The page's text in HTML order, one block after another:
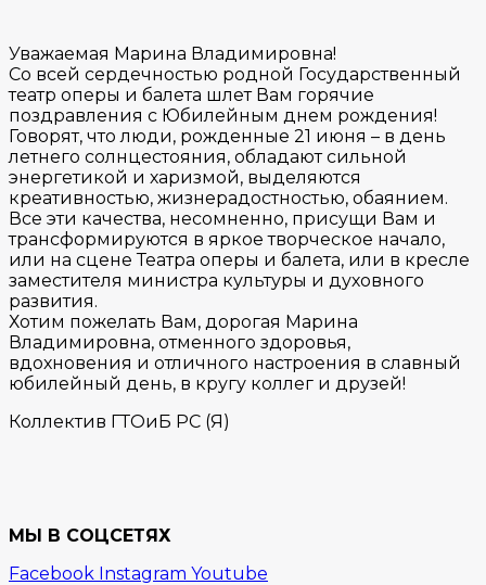
Уважаемая Марина Владимировна!
Со всей сердечностью родной Государственный
театр оперы и балета шлет Вам горячие
поздравления с Юбилейным днем рождения!
Говорят, что люди, рожденные 21 июня – в день
летнего солнцестояния, обладают сильной
энергетикой и харизмой, выделяются
креативностью, жизнерадостностью, обаянием.
Все эти качества, несомненно, присущи Вам и
трансформируются в яркое творческое начало,
или на сцене Театра оперы и балета, или в кресле
заместителя министра культуры и духовного
развития.
Хотим пожелать Вам, дорогая Марина
Владимировна, отменного здоровья,
вдохновения и отличного настроения в славный
юбилейный день, в кругу коллег и друзей!
Коллектив ГТОиБ РС (Я)
МЫ В СОЦСЕТЯХ
Facebook Instagram Youtube